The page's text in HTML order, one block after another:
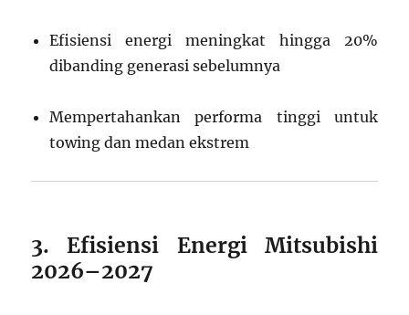
Efisiensi energi meningkat hingga 20%
dibanding generasi sebelumnya
Mempertahankan performa tinggi untuk
towing dan medan ekstrem
3. Efisiensi Energi Mitsubishi
2026–2027